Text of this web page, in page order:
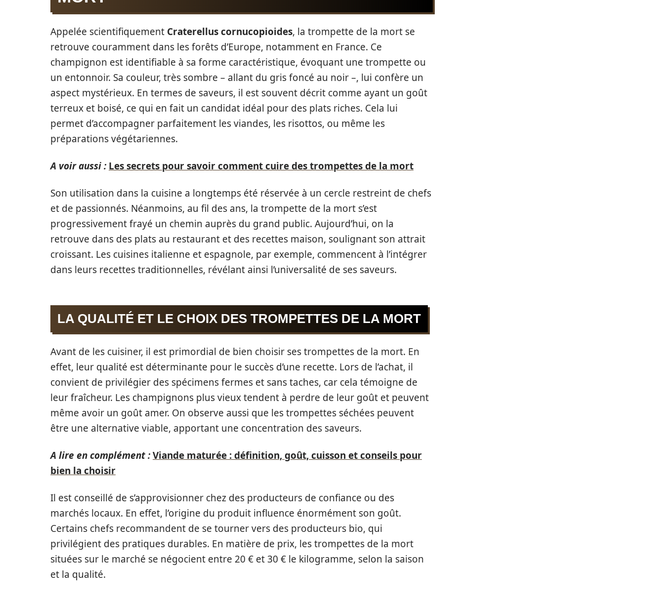
Appelée scientifiquement Craterellus cornucopioides, la trompette de la mort se
retrouve couramment dans les forêts d’Europe, notamment en France. Ce
champignon est identifiable à sa forme caractéristique, évoquant une trompette ou
un entonnoir. Sa couleur, très sombre – allant du gris foncé au noir –, lui confère un
aspect mystérieux. En termes de saveurs, il est souvent décrit comme ayant un goût
terreux et boisé, ce qui en fait un candidat idéal pour des plats riches. Cela lui
permet d’accompagner parfaitement les viandes, les risottos, ou même les
préparations végétariennes.
A voir aussi : Les secrets pour savoir comment cuire des trompettes de la mort
Son utilisation dans la cuisine a longtemps été réservée à un cercle restreint de chefs
et de passionnés. Néanmoins, au fil des ans, la trompette de la mort s’est
progressivement frayé un chemin auprès du grand public. Aujourd’hui, on la
retrouve dans des plats au restaurant et des recettes maison, soulignant son attrait
croissant. Les cuisines italienne et espagnole, par exemple, commencent à l’intégrer
dans leurs recettes traditionnelles, révélant ainsi l’universalité de ses saveurs.
LA QUALITÉ ET LE CHOIX DES TROMPETTES DE LA MORT
Avant de les cuisiner, il est primordial de bien choisir ses trompettes de la mort. En
effet, leur qualité est déterminante pour le succès d’une recette. Lors de l’achat, il
convient de privilégier des spécimens fermes et sans taches, car cela témoigne de
leur fraîcheur. Les champignons plus vieux tendent à perdre de leur goût et peuvent
même avoir un goût amer. On observe aussi que les trompettes séchées peuvent
être une alternative viable, apportant une concentration des saveurs.
A lire en complément :Viande maturée : définition, goût, cuisson et conseils pour
bien la choisir
Il est conseillé de s’approvisionner chez des producteurs de confiance ou des
marchés locaux. En effet, l’origine du produit influence énormément son goût.
Certains chefs recommandent de se tourner vers des producteurs bio, qui
privilégient des pratiques durables. En matière de prix, les trompettes de la mort
situées sur le marché se négocient entre 20 € et 30 € le kilogramme, selon la saison
et la qualité.